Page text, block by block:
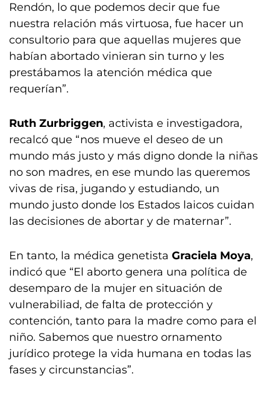
Rendón, lo que podemos decir que fue
nuestra relación más virtuosa, fue hacer un
consultorio para que aquellas mujeres que
habían abortado vinieran sin turno y les
prestábamos la atención médica que
requerían”.
Ruth Zurbriggen, activista e investigadora,
recalcó que “nos mueve el deseo de un
mundo más justo y más digno donde la niñas
no son madres, en ese mundo las queremos
vivas de risa, jugando y estudiando, un
mundo justo donde los Estados laicos cuidan
las decisiones de abortar y de maternar”.
En tanto, la médica genetista Graciela Moya,
indicó que “El aborto genera una política de
desemparo de la mujer en situación de
vulnerabiliad, de falta de protección y
contención, tanto para la madre como para el
niño. Sabemos que nuestro ornamento
jurídico protege la vida humana en todas las
fases y circunstancias”.